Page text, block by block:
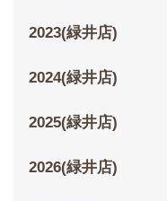
2023(緑井店)
2024(緑井店)
2025(緑井店)
2026(緑井店)